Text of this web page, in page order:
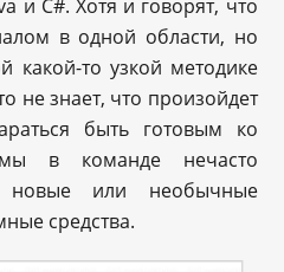
и С#. Хотя и говорят, что
в одной области, но
какой-то узкой методике
не знает, что произойдет
быть готовым ко
в команде нечасто
новые или необычные
средства.